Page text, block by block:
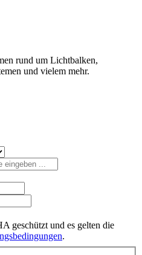
rund um Lichtbalken,
und vielem mehr.
geschützt und es gelten die
.